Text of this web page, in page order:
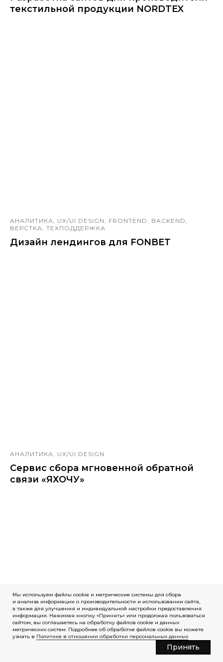
Мы используем файлы cookie и метрические системы для сбора
и анализа информации о производительности и использовании сайта,
а также для улучшения и индивидуальной настройки предоставления
информации. Нажимая кнопку «Принять» или продолжая пользоваться
сайтом, вы соглашаетесь на обработку файлов cookie и данных
метрических систем. Подробнее об обработке файлов cookie вы можете
узнать в Политике в отношении обработки персональных данных
Принять
текстильной продукции NORDTEX
АНАЛИТИКА, UX/UI DESIGN, FRONTEND, BACKEND,
ВЕРСТКА, ТЕХПОДДЕРЖКА
Дизайн лендингов для FONBET
АНАЛИТИКА, UX/UI DESIGN
Сервис сбора мгновенной обратной
связи «ЯХОЧУ»